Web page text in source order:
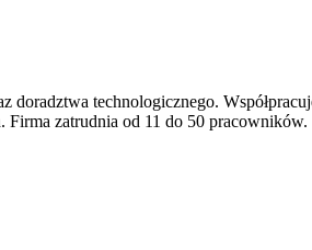
doradztwa technologicznego.
Firma zatrudnia od 11 do 50 pracowników.